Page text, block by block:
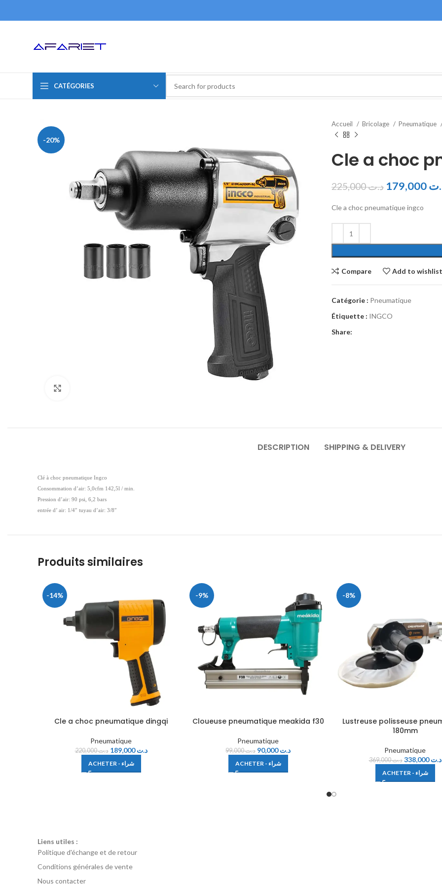
CATÉGORIES
-20%
Accueil Bricolage Pneumatique
Cle a choc
د.ت225,000
Cle a choc pneumatique ingco
Compare Add to
Catégorie : Pneumatique
Étiquette : INGCO
Share:
DESCRIPTION SHIPPING & DELIVERY
Clé à choc pneumatique Ingco
Consommation d’air: 5,0cfm 142,5l / min.
Pression d’air: 90 psi, 6,2 bars
entrée d’ air: 1/4″ tuyau d’air: 3/8″
Produits similaires
-14%
Cle a choc pneumatique dingqi
Pneumatique
د.ت220,000 د.ت189,000
ACHETER - شراء
-9%
Cloueuse pneumatique meakida f30
Pneumatique
د.ت99,000 د.ت90,000
ACHETER - شراء
-8%
Lustreuse polisseuse
180mm
Pneumatique
د.ت369,000 د.ت338,000
ACHETER - شراء
Liens utiles :
Politique d'échange et de retour
Conditions générales de vente
Nous contacter